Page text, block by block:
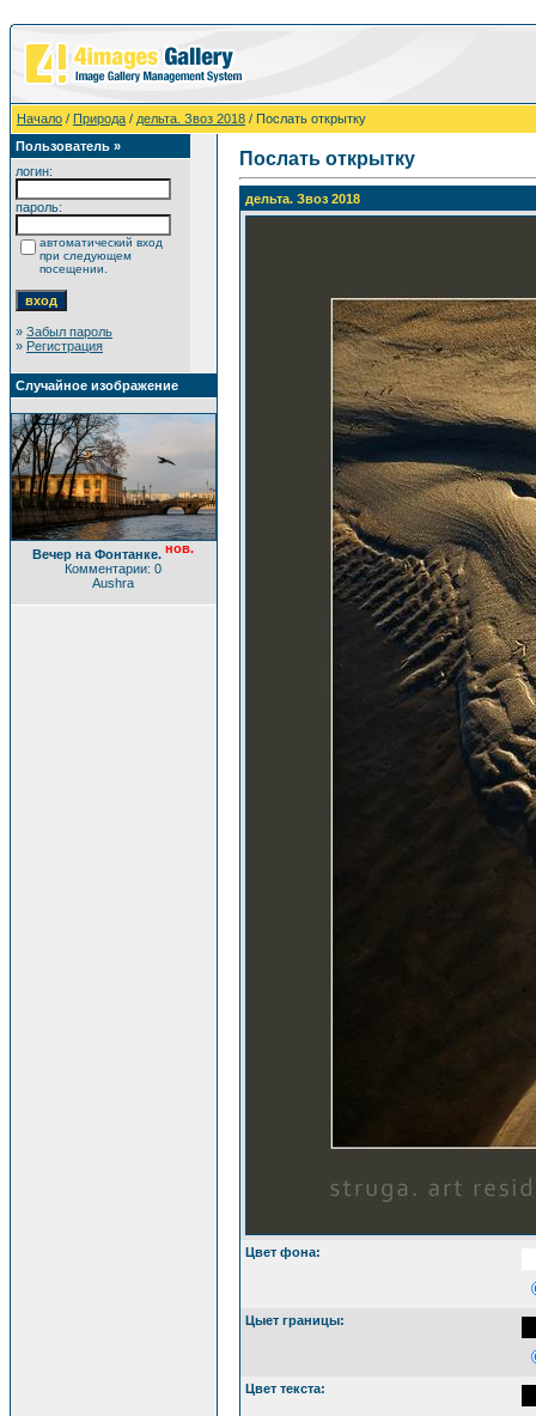
Начало / Природа / дельта. Звоз 2018 / Послать открытку
Пользователь »
логин:
пароль:
автоматический вход
при следующем
посещении.
» Забыл пароль
» Регистрация
Случайное изображение
Вечер на Фонтанке. нов.
Комментарии: 0
Aushra
Послать открытку
дельта. Звоз 2018
Цвет фона:
Цыет границы:
Цвет текста: